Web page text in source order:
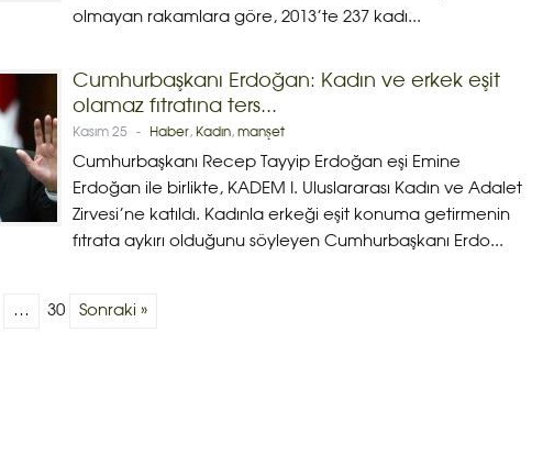
olmayan rakamlara göre, 2013’te 237 kadı...
Cumhurbaşkanı Erdoğan: Kadın ve erkek eşit
olamaz fıtratına ters...
Kasım 25 - Haber, Kadın, manşet
Cumhurbaşkanı Recep Tayyip Erdoğan eşi Emine
Erdoğan ile birlikte, KADEM I. Uluslararası Kadın ve Adalet
Zirvesi’ne katıldı. Kadınla erkeği eşit konuma getirmenin
fıtrata aykırı olduğunu söyleyen Cumhurbaşkanı Erdo...
… 30 Sonraki »